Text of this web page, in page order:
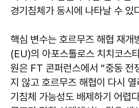
경기침체가 동시에 나타날 수 있
핵심 변수는 호르무즈 해협 재개
(EU)의 아포스톨로스 치치코스
원은 FT 콘퍼런스에서 “중동 전
지 않고 호르무즈 해협이 다시
기침체 가능성도 배제하기 어렵